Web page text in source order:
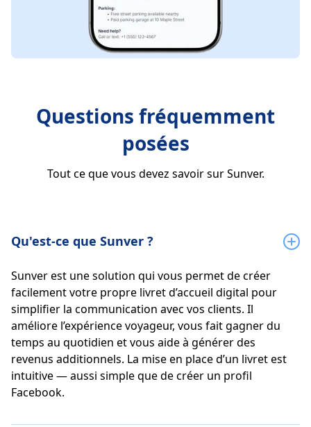
Questions fréquemment
posées
Tout ce que vous devez savoir sur Sunver.
Qu'est-ce que Sunver ?
Sunver est une solution qui vous permet de créer
facilement votre propre livret d’accueil digital pour
simplifier la communication avec vos clients. Il
améliore l’expérience voyageur, vous fait gagner du
temps au quotidien et vous aide à générer des
revenus additionnels. La mise en place d’un livret est
intuitive — aussi simple que de créer un profil
Facebook.